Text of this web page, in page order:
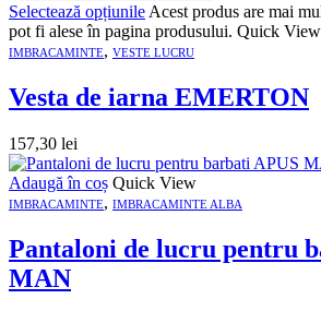
Selectează opțiunile Acest produs are mai
pot fi alese în pagina produsului. Quick View
IMBRACAMINTE, VESTE LUCRU
Vesta de iarna EMERTON
157,30 lei
Adaugă în coș Quick View
IMBRACAMINTE, IMBRACAMINTE ALBA
Pantaloni de lucru pentru
MAN